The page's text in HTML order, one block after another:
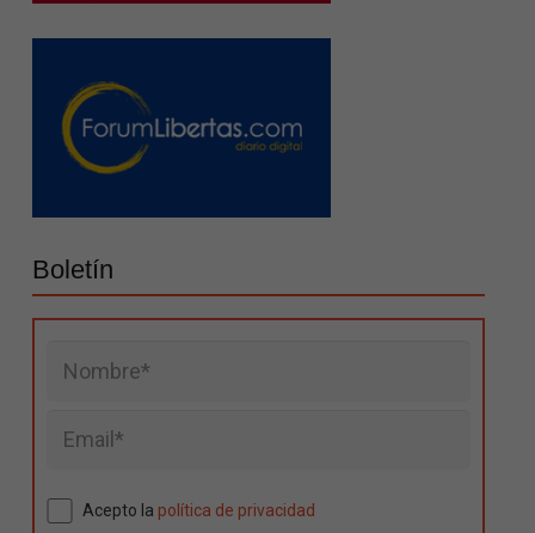
Boletín
Acepto la política de privacidad